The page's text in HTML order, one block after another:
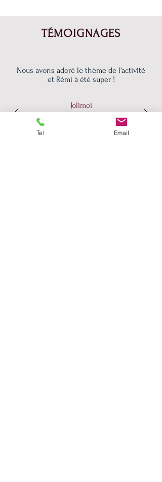
TÉMOIGNAGES
Nous avons adoré le thème de l'activité
et Rémi à été super !
Jolimoi
Tel Email